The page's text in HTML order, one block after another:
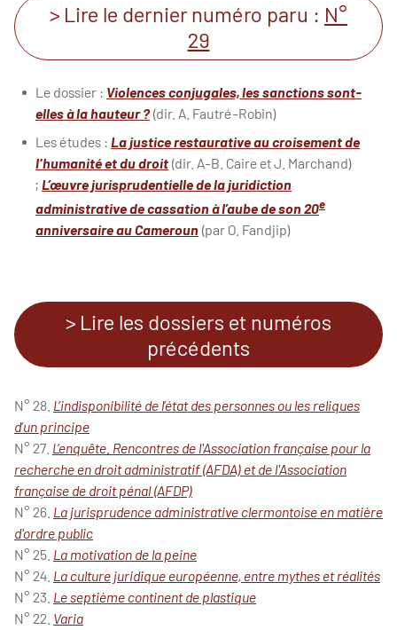
> Lire le dernier numéro paru : N°
29
Le dossier : Violences conjugales, les sanctions sont-
elles à la hauteur ?(dir. A. Fautré-Robin)
Les études : La justice restaurative au croisement de
l'humanité et du droit (dir. A-B. Caire et J. Marchand)
; L’œuvre jurisprudentielle de la juridiction
administrative de cassation à l’aube de son 20e
anniversaire au Cameroun (par O. Fandjip)
> Lire les dossiers et numéros
précédents
N° 28. L’indisponibilité de l’état des personnes ou les reliques
d’un principe
N° 27. L’enquête. Rencontres de l'Association française pour la
recherche en droit administratif (AFDA) et de l'Association
française de droit pénal (AFDP)
N° 26. La jurisprudence administrative clermontoise en matière
d'ordre public
N° 25. La motivation de la peine
N° 24. La culture juridique européenne, entre mythes et réalités
N° 23. Le septième continent de plastique
N° 22. Varia